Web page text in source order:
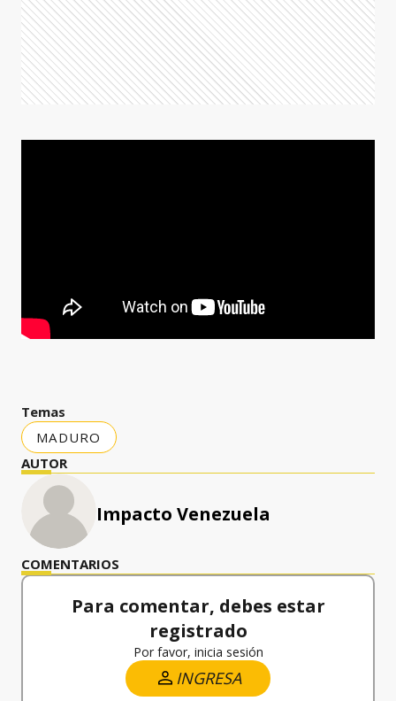
Temas
MADURO
AUTOR
Impacto Venezuela
COMENTARIOS
Para comentar, debes estar
registrado
Por favor, inicia sesión
INGRESA